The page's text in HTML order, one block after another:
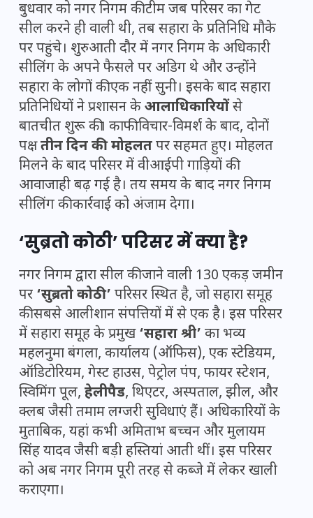
बुधवार को नगर निगम की टीम जब परिसर का गेट
सील करने ही वाली थी, तब सहारा के प्रतिनिधि मौके
पर पहुंचे। शुरुआती दौर में नगर निगम के अधिकारी
सीलिंग के अपने फैसले पर अडिग थे और उन्होंने
सहारा के लोगों की एक नहीं सुनी। इसके बाद सहारा
प्रतिनिधियों ने प्रशासन केआलाधिकारियोंसे
बातचीत शुरू की। काफी विचार-विमर्श के बाद, दोनों
पक्षतीन दिन की मोहलतपर सहमत हुए। मोहलत
मिलने के बाद परिसर में वीआईपी गाड़ियों की
आवाजाही बढ़ गई है। तय समय के बाद नगर निगम
सीलिंग की कार्रवाई को अंजाम देगा।
‘सुब्रतो कोठी’ परिसर में क्या है?
नगर निगम द्वारा सील की जाने वाली 130 एकड़ जमीन
पर ‘सुब्रतो कोठी’ परिसर स्थित है, जो सहारा समूह
की सबसे आलीशान संपत्तियों में से एक है। इस परिसर
में सहारा समूह के प्रमुख‘सहारा श्री’ का भव्य
महलनुमा बंगला, कार्यालय (ऑफिस), एक स्टेडियम,
ऑडिटोरियम, गेस्ट हाउस, पेट्रोल पंप, फायर स्टेशन,
स्विमिंग पूल, हेलीपैड, थिएटर, अस्पताल, झील, और
क्लब जैसी तमाम लग्जरी सुविधाएं हैं। अधिकारियों के
मुताबिक, यहां कभी अमिताभ बच्चन और मुलायम
सिंह यादव जैसी बड़ी हस्तियां आती थीं। इस परिसर
को अब नगर निगम पूरी तरह से कब्जे में लेकर खाली
कराएगा।